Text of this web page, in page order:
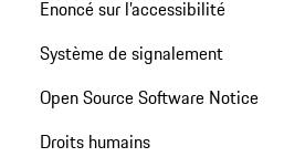
Énoncé sur l’accessibilité
Système de signalement
Open Source Software Notice
Droits humains